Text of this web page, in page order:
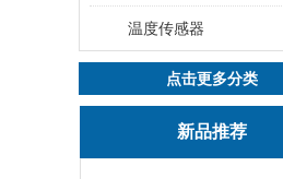
温度传感器
点击更多分类
新品推荐